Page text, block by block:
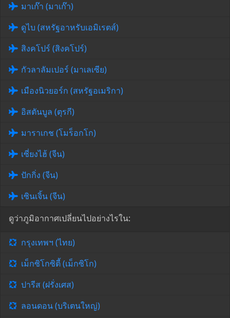
มาเก๊า (มาเก๊า)
ดูไบ (สหรัฐอาหรับเอมิเรตส์)
สิงคโปร์ (สิงคโปร์)
กัวลาลัมเปอร์ (มาเลเซีย)
เมืองนิวยอร์ก (สหรัฐอเมริกา)
อิสตันบูล (ตุรกี)
มาราเกช (โมร็อกโก)
เซี่ยงไฮ้ (จีน)
ปักกิ่ง (จีน)
เซินเจิ้น (จีน)
ดูว่าภูมิอากาศเปลี่ยนไปอย่างไรใน:
กรุงเทพฯ (ไทย)
เม็กซิโกซิตี้ (เม็กซิโก)
ปารีส (ฝรั่งเศส)
ลอนดอน (บริเตนใหญ่)